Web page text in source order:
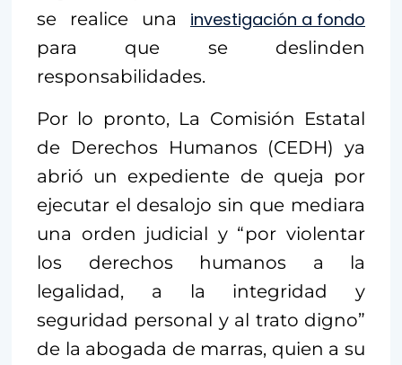
se realice una investigación a fondo
para que se deslinden
responsabilidades.
Por lo pronto, La Comisión Estatal
de Derechos Humanos (CEDH) ya
abrió un expediente de queja por
ejecutar el desalojo sin que mediara
una orden judicial y “por violentar
los derechos humanos a la
legalidad, a la integridad y
seguridad personal y al trato digno”
de la abogada de marras, quien a su